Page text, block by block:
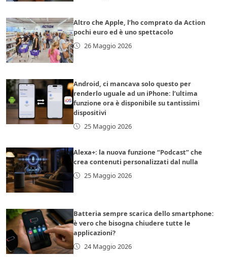
Altro che Apple, l’ho comprato da Action
pochi euro ed è uno spettacolo
26 Maggio 2026
Android, ci mancava solo questo per
renderlo uguale ad un iPhone: l’ultima
funzione ora è disponibile su tantissimi
dispositivi
25 Maggio 2026
Alexa+: la nuova funzione “Podcast” che
crea contenuti personalizzati dal nulla
25 Maggio 2026
Batteria sempre scarica dello smartphone:
è vero che bisogna chiudere tutte le
applicazioni?
24 Maggio 2026